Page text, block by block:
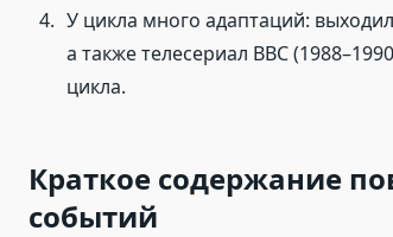
У цикла много адаптаций:
а также телесериал BBC
цикла.
Краткое содержание
событий